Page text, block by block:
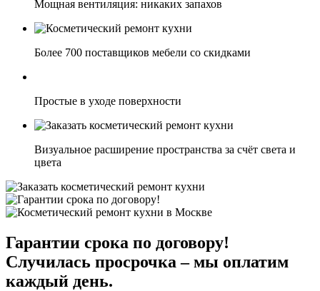
Мощная вентиляция: никаких запахов
Более 700 поставщиков мебели со скидками
Простые в уходе поверхности
Визуальное расширение пространства за счёт света и
цвета
Гарантии срока по договору!
Случилась просрочка – мы оплатим
каждый день.